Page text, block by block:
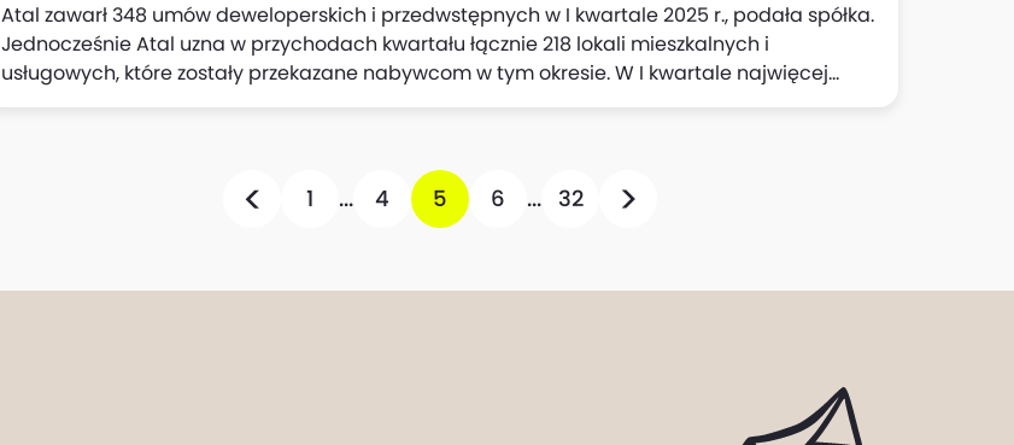
Atal zawarł 348 umów deweloperskich i przedwstępnych w I kwartale 2025 r., podała spółka.
Jednocześnie Atal uzna w przychodach kwartału łącznie 218 lokali mieszkalnych i
usługowych, które zostały przekazane nabywcom w tym okresie. W I kwartale najwięcej
lokali zostało wydanych we Wrocławiu (84) i w Łodzi (79), następnie w Poznaniu (22),
1 ... 4 5 6 ... 32